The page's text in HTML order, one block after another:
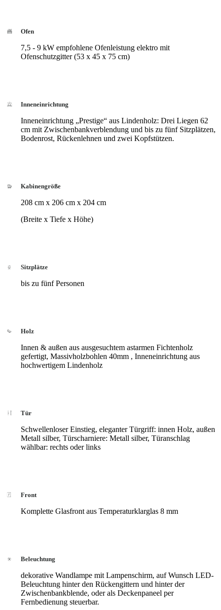
Ofen
7,5 - 9 kW empfohlene Ofenleistung elektro mit
Ofenschutzgitter (53 x 45 x 75 cm)
Inneneinrichtung
Inneneinrichtung „Prestige“ aus Lindenholz: Drei Liegen 62
cm mit Zwischenbankverblendung und bis zu fünf Sitzplätzen,
Bodenrost, Rückenlehnen und zwei Kopfstützen.
Kabinengröße
208 cm x 206 cm x 204 cm
(Breite x Tiefe x Höhe)
Sitzplätze
bis zu fünf Personen
Holz
Innen & außen aus ausgesuchtem astarmen Fichtenholz
gefertigt, Massivholzbohlen 40mm , Inneneinrichtung aus
hochwertigem Lindenholz
Tür
Schwellenloser Einstieg, eleganter Türgriff: innen Holz, außen
Metall silber, Türscharniere: Metall silber, Türanschlag
wählbar: rechts oder links
Front
Komplette Glasfront aus Temperaturklarglas 8 mm
Beleuchtung
dekorative Wandlampe mit Lampenschirm, auf Wunsch LED-
Beleuchtung hinter den Rückengittern und hinter der
Zwischenbankblende, oder als Deckenpaneel per
Fernbedienung steuerbar.